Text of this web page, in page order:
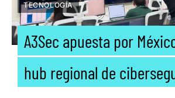
TECNOLOGÍA
A3Sec apuesta por
hub regional de